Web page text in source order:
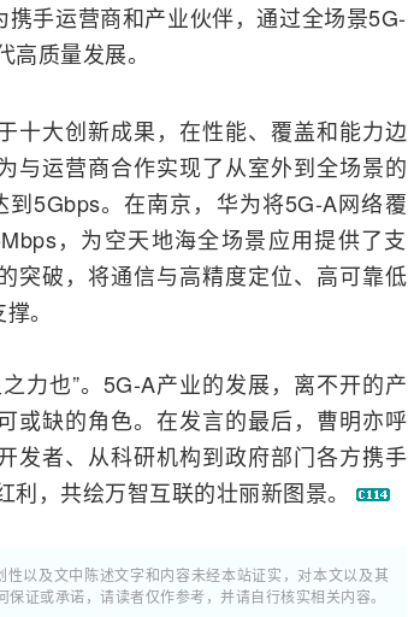
手运营商和产业伙伴，通过全场景5G-
质量发展。
十大创新成果，在性能、覆盖和能力边
与运营商合作实现了从室外到全场景的
5Gbps。在南京，华为将5G-A网络覆
，为空天地海全场景应用提供了支
突破，将通信与高精度定位、高可靠低
。
力也”。5G-A产业的发展，离不开的产
或缺的角色。在发言的最后，曹明亦呼
发者、从科研机构到政府部门各方携手
，共绘万智互联的壮丽新图景。
以及文中陈述文字和内容未经本站证实，对本文以及其
证或承诺，请读者仅作参考，并请自行核实相关内容。